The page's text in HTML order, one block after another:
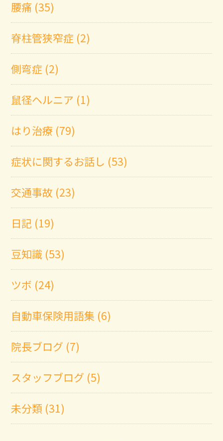
腰痛 (35)
脊柱管狭窄症 (2)
側弯症 (2)
鼠径ヘルニア (1)
はり治療 (79)
症状に関するお話し (53)
交通事故 (23)
日記 (19)
豆知識 (53)
ツボ (24)
自動車保険用語集 (6)
院長ブログ (7)
スタッフブログ (5)
未分類 (31)